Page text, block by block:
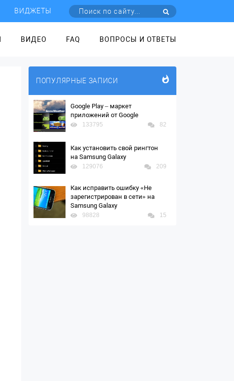
ВИДЖЕТЫ
ВИДЕО FAQ ВОПРОСЫ И ОТВЕТЫ
ПОПУЛЯРНЫЕ ЗАПИСИ
Google Play – маркет
приложений от Google
133795 82
Как установить свой рингтон
на Samsung Galaxy
129076 209
Как исправить ошибку «Не
зарегистрирован в сети» на
Samsung Galaxy
98828 15